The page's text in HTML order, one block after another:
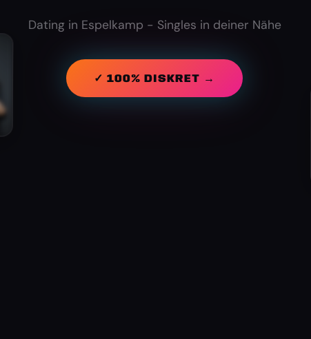
Dating in Espelkamp - Singles in deiner Nähe
✓ 100% DISKRET →